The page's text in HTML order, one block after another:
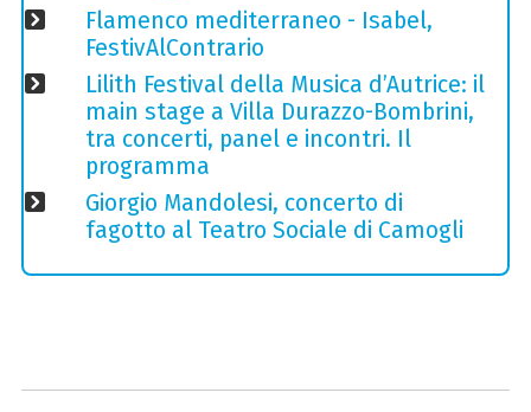
Flamenco mediterraneo - Isabel,
FestivAlContrario
Lilith Festival della Musica d’Autrice: il
main stage a Villa Durazzo-Bombrini,
tra concerti, panel e incontri. Il
programma
Giorgio Mandolesi, concerto di
fagotto al Teatro Sociale di Camogli